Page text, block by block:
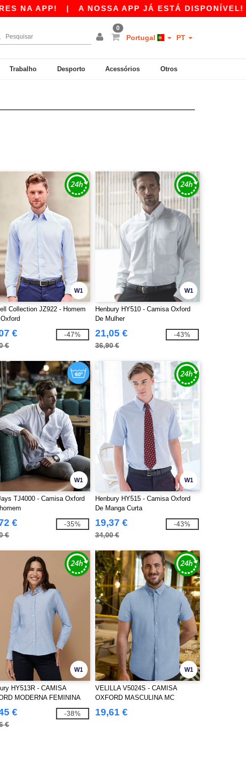
APP! |A NOSSA APP JÁ ESTÁ DISPONÍVEL! 10 €
0
Portugal PT
Trabalho Desporto Acessórios Otros
W1
Collection JZ922 - Homem
€
€
-47%
W1
Henbury HY510 - Camisa Oxford
De Mulher
21,05 €
36,90 €
-43%
W1
TJ4000 - Camisa Oxford
€
€
-35%
W1
Henbury HY515 - Camisa Oxford
De Manga Curta
19,37 €
34,00 €
-43%
W1
HY513R - CAMISA
MODERNA FEMININA
CORTE REGULAR
€
€
-38%
W1
VELILLA V5024S - CAMISA
OXFORD MASCULINA MC
19,61 €